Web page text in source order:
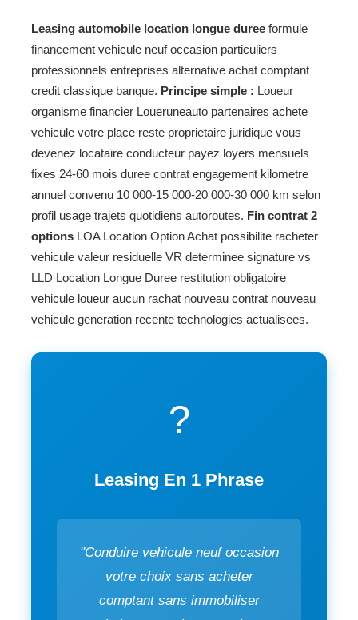
Leasing automobile location longue duree formule
financement vehicule neuf occasion particuliers
professionnels entreprises alternative achat comptant
credit classique banque. Principe simple : Loueur
organisme financier Loueruneauto partenaires achete
vehicule votre place reste proprietaire juridique vous
devenez locataire conducteur payez loyers mensuels
fixes 24-60 mois duree contrat engagement kilometre
annuel convenu 10 000-15 000-20 000-30 000 km selon
profil usage trajets quotidiens autoroutes. Fin contrat 2
options LOA Location Option Achat possibilite racheter
vehicule valeur residuelle VR determinee signature vs
LLD Location Longue Duree restitution obligatoire
vehicule loueur aucun rachat nouveau contrat nouveau
vehicule generation recente technologies actualisees.
?
Leasing En 1 Phrase
"Conduire vehicule neuf occasion
votre choix sans acheter
comptant sans immobiliser